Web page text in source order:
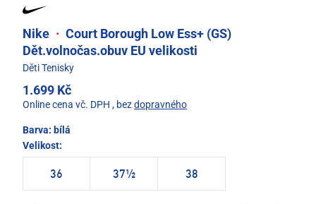
Nike · Court Borough Low Ess+ (GS)
Dět.volnočas.obuv EU velikosti
Děti Tenisky
1.699 Kč
Online cena vč. DPH , bezdopravného
Barva: bílá
Velikost:
36 37½ 38